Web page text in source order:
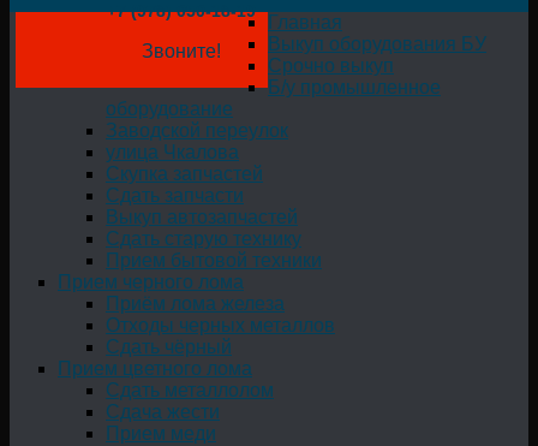
+7 (978) 050-18-19
Звоните!
Главная
Выкуп оборудования БУ
Срочно выкуп
Б/у промышленное
оборудование
Заводской переулок
улица Чкалова
Скупка запчастей
Сдать запчасти
Выкуп автозапчастей
Сдать старую технику
Прием бытовой техники
Прием черного лома
Приём лома железа
Отходы черных металлов
Сдать чёрный
Прием цветного лома
Сдать металлолом
Сдача жести
Прием меди